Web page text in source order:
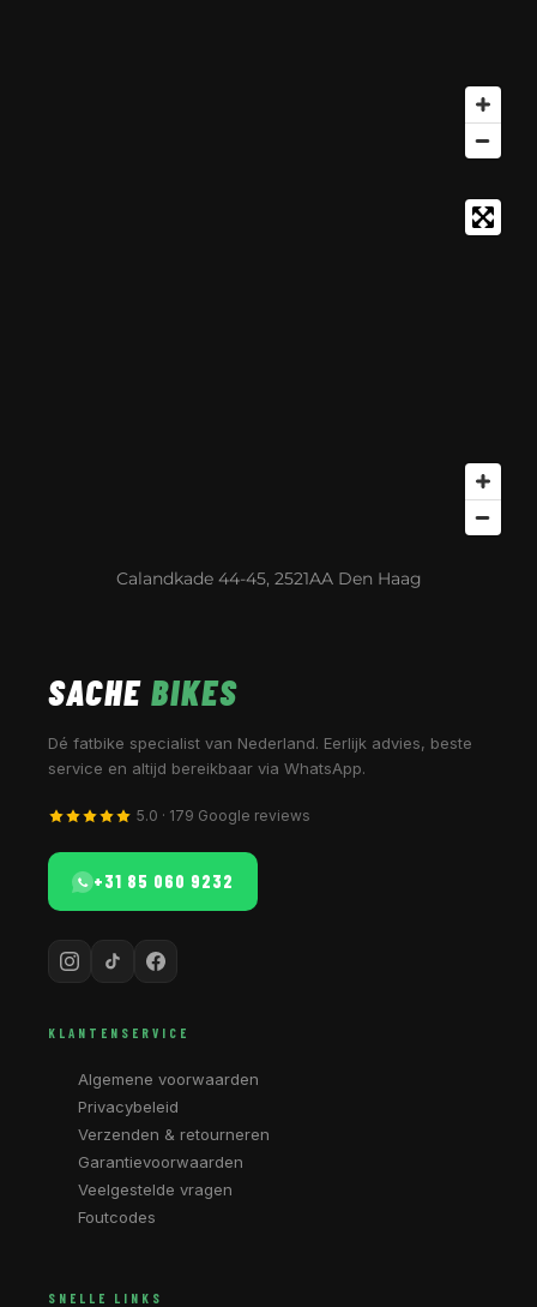
Calandkade 44-45, 2521AA Den Haag
SACHE BIKES
Dé fatbike specialist van Nederland. Eerlijk advies, beste
service en altijd bereikbaar via WhatsApp.
5.0 · 179 Google reviews
+31 85 060 9232
KLANTENSERVICE
Algemene voorwaarden
Privacybeleid
Verzenden & retourneren
Garantievoorwaarden
Veelgestelde vragen
Foutcodes
SNELLE LINKS